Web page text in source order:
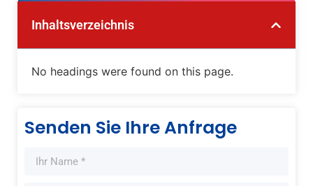
Inhaltsverzeichnis
No headings were found on this page.
Senden Sie Ihre Anfrage